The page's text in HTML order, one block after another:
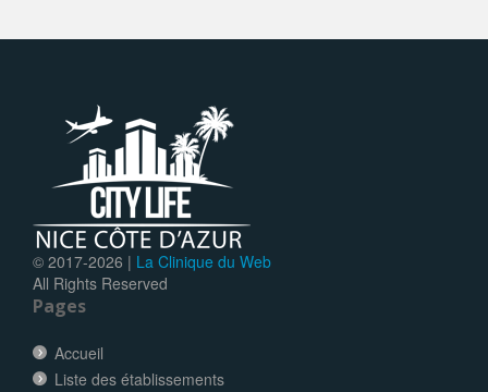
© 2017-2026 | La Clinique du Web
All Rights Reserved
Pages
Accueil
Liste des établissements